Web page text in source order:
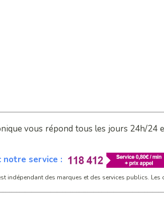
vous répond tous les jours 24h/24
notre service :
indépendant des marques et des services publics.